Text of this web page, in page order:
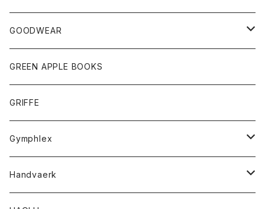
チーフ
シャツ
タンクトップ
ボトム
ショートパンツ
スカート
レディース
スカート
Tシャツ
Tシャツ
グッズ
手袋
GOODWEAR
トップス
Tシャツ
GREEN APPLE BOOKS
GRIFFE
Gymphlex
アウター
Handvaerk